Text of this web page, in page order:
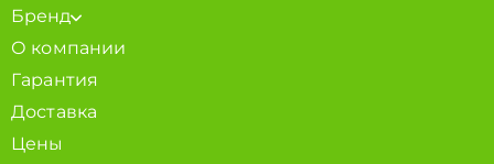
Бренд
О компании
Гарантия
Доставка
Цены